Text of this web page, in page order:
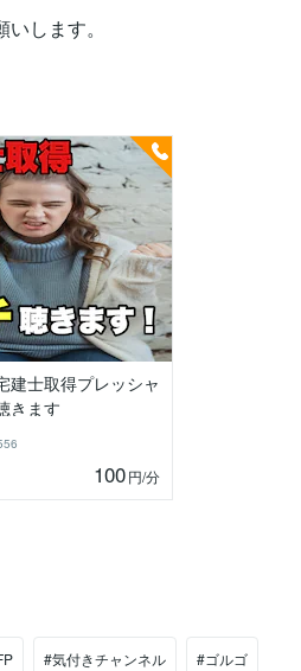
します。
建士取得プレッシャ
きます
100円/分
#気付きチャンネル #ゴルゴ